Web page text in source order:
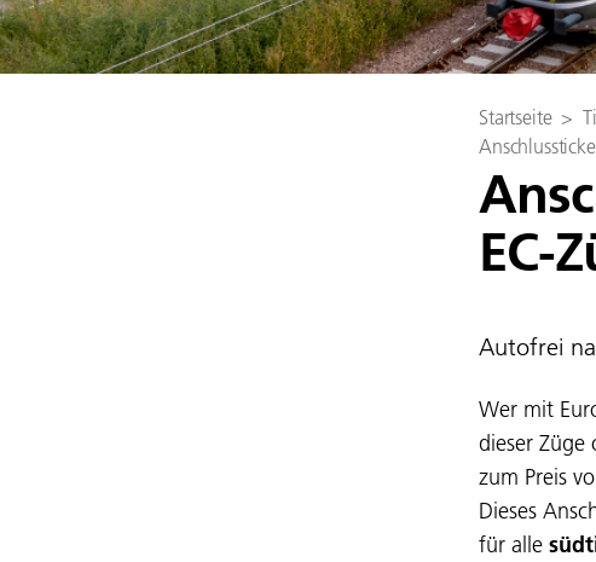
Startseite >
EC-
Autofrei
Wer mit
dieser Züge
zum Preis
Dieses
für alle